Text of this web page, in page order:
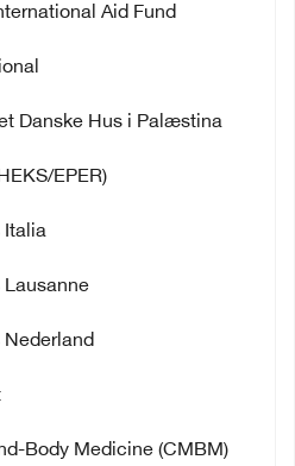
Aid Fund
Danske Hus i Palæstina
EPER)
Italia
Lausanne
Nederland
Body Medicine (CMBM)